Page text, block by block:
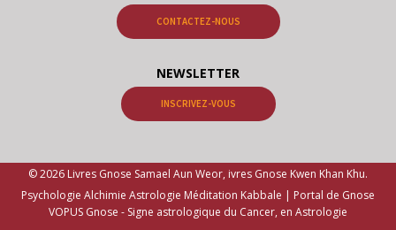
CONTACTEZ-NOUS
NEWSLETTER
INSCRIVEZ-VOUS
© 2026 Livres Gnose Samael Aun Weor, ivres Gnose Kwen Khan Khu.
Psychologie Alchimie Astrologie Méditation Kabbale | Portal de Gnose
VOPUS Gnose - Signe astrologique du Cancer, en Astrologie